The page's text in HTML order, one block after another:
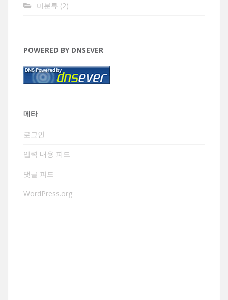
미분류 (2)
POWERED BY DNSEVER
메타
로그인
입력 내용 피드
댓글 피드
WordPress.org